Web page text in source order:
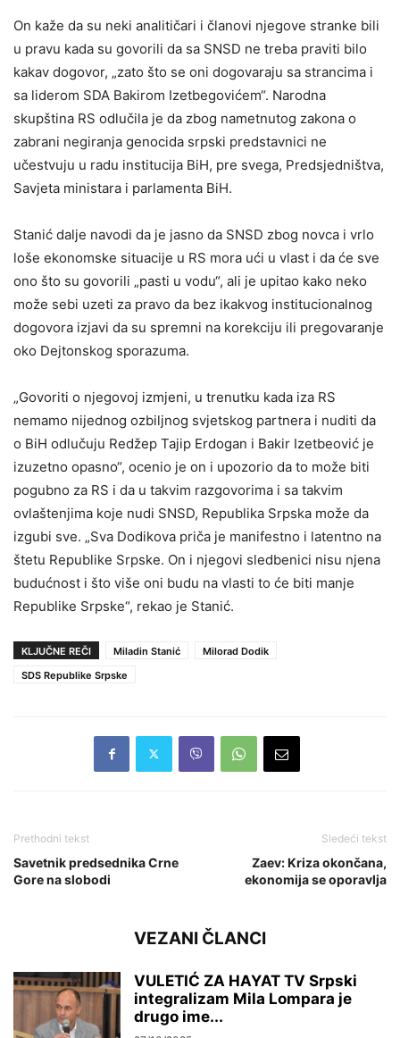
On kaže da su neki analitičari i članovi njegove stranke bili
u pravu kada su govorili da sa SNSD ne treba praviti bilo
kakav dogovor, „zato što se oni dogovaraju sa strancima i
sa liderom SDA Bakirom Izetbegovićem“. Narodna
skupština RS odlučila je da zbog nametnutog zakona o
zabrani negiranja genocida srpski predstavnici ne
učestvuju u radu institucija BiH, pre svega, Predsjedništva,
Savjeta ministara i parlamenta BiH.
Stanić dalje navodi da je jasno da SNSD zbog novca i vrlo
loše ekonomske situacije u RS mora ući u vlast i da će sve
ono što su govorili „pasti u vodu“, ali je upitao kako neko
može sebi uzeti za pravo da bez ikakvog institucionalnog
dogovora izjavi da su spremni na korekciju ili pregovaranje
oko Dejtonskog sporazuma.
„Govoriti o njegovoj izmjeni, u trenutku kada iza RS
nemamo nijednog ozbiljnog svjetskog partnera i nuditi da
o BiH odlučuju Redžep Tajip Erdogan i Bakir Izetbeović je
izuzetno opasno“, ocenio je on i upozorio da to može biti
pogubno za RS i da u takvim razgovorima i sa takvim
ovlaštenjima koje nudi SNSD, Republika Srpska može da
izgubi sve. „Sva Dodikova priča je manifestno i latentno na
štetu Republike Srpske. On i njegovi sledbenici nisu njena
budućnost i što više oni budu na vlasti to će biti manje
Republike Srpske“, rekao je Stanić.
KLJUČNE REČI Miladin Stanić
Milorad Dodik
SDS Republike Srpske
Prethodni tekst
Savetnik predsednika Crne
Gore na slobodi
Sledeći tekst
Zaev: Kriza okončana,
ekonomija se oporavlja
VEZANI ČLANCI
VULETIĆ ZA HAYAT TV Srpski
integralizam Mila Lompara je
drugo ime...